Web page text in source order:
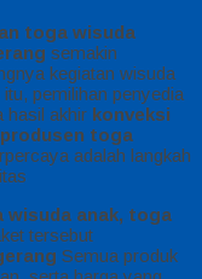
toga wisuda
semakin
kegiatan wisuda
pemilihan penyedia
hasil akhir konveksi
produsen toga
adalah langkah
wisuda anak, toga
tersebut
Semua produk